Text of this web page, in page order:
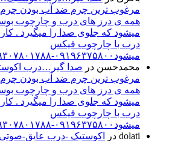
مرغوب ترین چرم ضد آب بودن
همه ی درز های درب و چارچوب
میشود که جلوی صدا را میگیرد .
درب با چارچوب فیکس
میشود۰۹۱۹۶۳۷۵۸۰۰-۰۹۳۰۷۸۰۱۷۸۸مهندس دولتی
محمدحسن در صدا گیر…درب
مرغوب ترین چرم ضد آب بودن
همه ی درز های درب و چارچوب
میشود که جلوی صدا را میگیرد .
درب با چارچوب فیکس
میشود۰۹۱۹۶۳۷۵۸۰۰-۰۹۳۰۷۸۰۱۷۸۸مهندس دولتی
dolati در اکوستیک -درب عایق-